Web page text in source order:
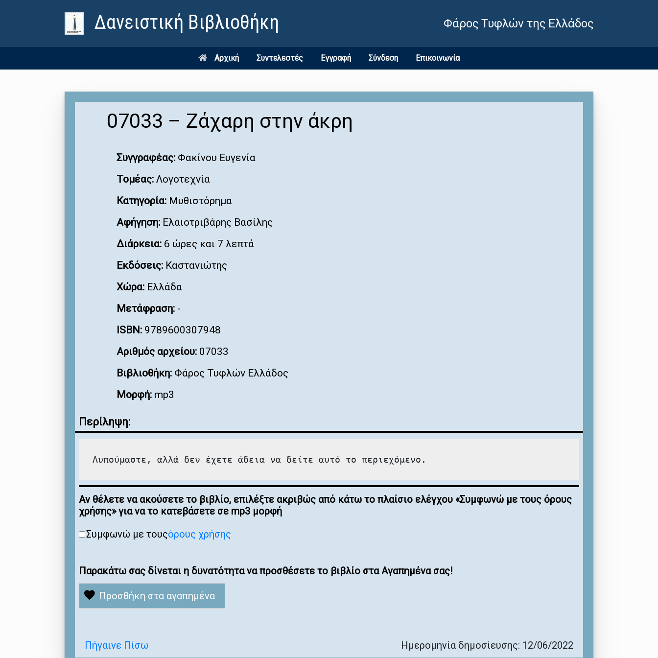
Δανειστική Βιβλιοθήκη Φάρος Τυφλών της Ελλάδος
Αρχική Συντελεστές Εγγραφή Σύνδεση Επικοινωνία
07033 – Ζάχαρη στην άκρη
Συγγραφέας: Φακίνου Ευγενία
Τομέας: Λογοτεχνία
Κατηγορία: Μυθιστόρημα
Αφήγηση: Ελαιοτριβάρης Βασίλης
Διάρκεια: 6 ώρες και 7 λεπτά
Εκδόσεις: Καστανιώτης
Χώρα: Ελλάδα
Μετάφραση: -
ISBN: 9789600307948
Αριθμός αρχείου: 07033
Βιβλιοθήκη: Φάρος Τυφλών Ελλάδος
Μορφή: mp3
Περίληψη:
Λυπούμαστε, αλλά δεν έχετε άδεια να δείτε αυτό το περιεχόμενο.
Αν θέλετε να ακούσετε το βιβλίο, επιλέξτε ακριβώς από κάτω το πλαίσιο ελέγχου «Συμφωνώ με τους όρους
χρήσης» για να το κατεβάσετε σε mp3 μορφή
Συμφωνώ με τουςόρους χρήσης
Παρακάτω σας δίνεται η δυνατότητα να προσθέσετε το βιβλίο στα Αγαπημένα σας!
Προσθήκη στα αγαπημένα
Πήγαινε Πίσω Ημερομηνία δημοσίευσης: 12/06/2022